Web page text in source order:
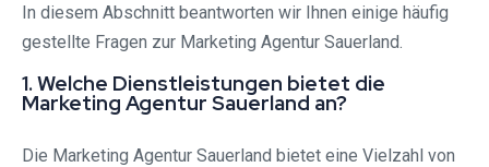
In diesem Abschnitt beantworten wir Ihnen einige häufig
gestellte Fragen zur Marketing Agentur Sauerland.
1. Welche Dienstleistungen bietet die
Marketing Agentur Sauerland an?
Die Marketing Agentur Sauerland bietet eine Vielzahl von